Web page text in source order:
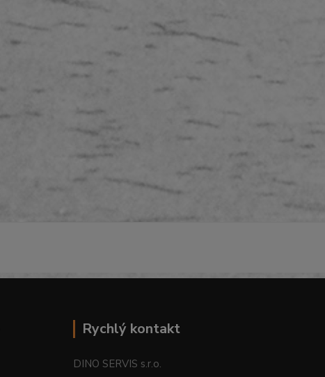
Rychlý kontakt
DINO SERVIS s.r.o.